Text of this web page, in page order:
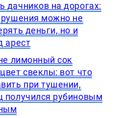
дачников на дорогах:
можно не
деньги, но и
арест
лимонный сок
свеклы: вот что
при тушении,
получился рубиновым